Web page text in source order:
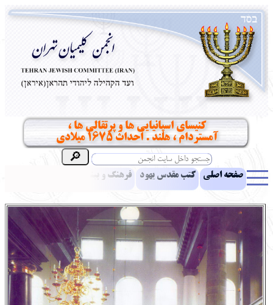
کنیسای اسپانیایی ها و پرتقالی ها ،
آمستردام ، هلند . احداث 1675 میلادی
صفحه اصلی کتب مقدس یهود فرهنگ و بینش یهود
ادبیات آموزش زبان عبری معرفی کتاب بناهای تاریخی
نشریه افق بینا نرم‌افزار تحقیق یهودیان جهان آرشیو آلبوم عکس
نهاد های انجمن تماس باما پرسش و پاسخ انتقادات و پیشنهادات
English עברית